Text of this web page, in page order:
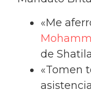
«Me
de
«Tomen